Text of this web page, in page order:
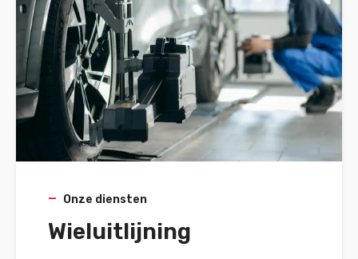
Onze diensten
Wieluitlijning